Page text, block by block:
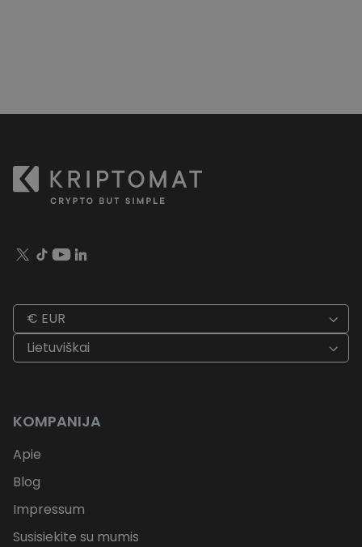
€ EUR
Lietuviškai
KOMPANIJA
Apie
Blog
Impressum
Susisiekite su mumis